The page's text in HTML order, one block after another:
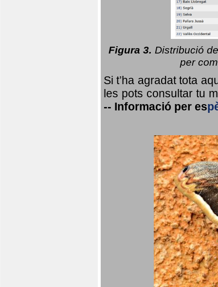
Figura 3. Distribució
per
Si t’ha agradat tota
les pots consultar tu
-- Informació per es